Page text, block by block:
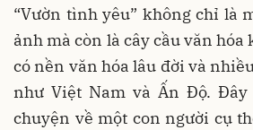
“Vườn tình yêu” không chỉ là
ảnh mà còn là cây cầu văn
có nền văn hóa lâu đời và
như Việt Nam và Ấn Độ.
chuyện về một con người cụ